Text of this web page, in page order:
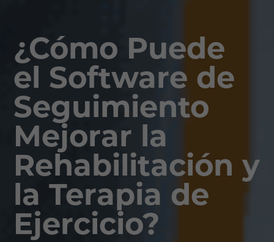
¿Cómo Puede
el Software de
Seguimiento
Mejorar la
Rehabilitación y
la Terapia de
Ejercicio?